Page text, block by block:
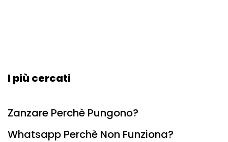
I più cercati
Zanzare Perchè Pungono?
Whatsapp Perchè Non Funziona?